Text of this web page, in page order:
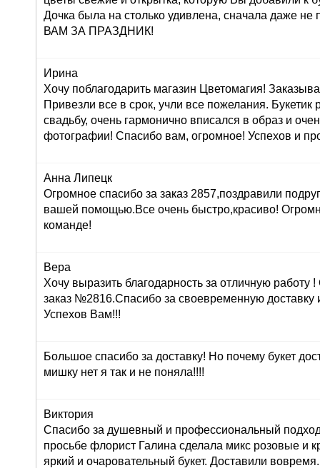
Дочка была на столько удивлена, сначала даже
ВАМ ЗА ПРАЗДНИК!
Ирина
Хочу поблагодарить магазин Цветомагия!
Привезли все в срок, учли все пожелания. Букетик
свадьбу, очень гармонично вписался в образ и
фотографии! Спасибо вам, огромное! Успехов и
Анна Липецк
Огромное спасибо за заказ 2857,поздравили
вашей помощью.Все очень быстро,красиво!
команде!
Вера
Хочу выразить благодарность за отличную
заказ №2816.Спасибо за своевременную
Успехов Вам!!!
Большое спасибо за доставку! Но почему букет
мишку нет я так и не поняла!!!!
Виктория
Спасибо за душевный и профессиональный
просьбе флорист Галина сделала микс розовые и
яркий и очаровательный букет. Доставили